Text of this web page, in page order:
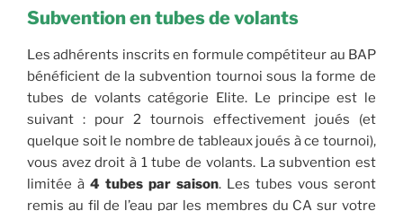
Subvention en tubes de volants
Les adhérents inscrits en formule compétiteur au BAP
bénéficient de la subvention tournoi sous la forme de
tubes de volants catégorie Elite. Le principe est le
suivant : pour 2 tournois effectivement joués (et
quelque soit le nombre de tableaux joués à ce tournoi),
vous avez droit à 1 tube de volants. La subvention est
limitée à 4 tubes par saison. Les tubes vous seront
remis au fil de l’eau par les membres du CA sur votre